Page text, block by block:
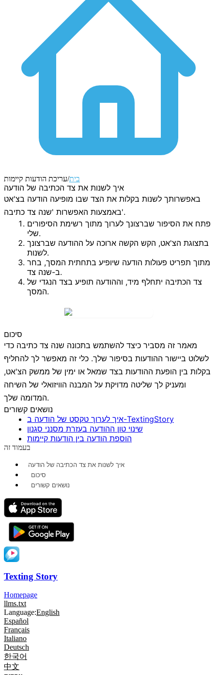
בית/עריכת הודעות קיימות
איך לשנות את צד הכתיבה של הודעה
באפשרותך לשנות בקלות את הצד שבו מופיעה הודעה בצ'אט
באמצעות האפשרות 'שנה צד כתיבה'.
פתח את הסיפור שברצונך לערוך מתוך רשימת הסיפורים
שלי.
בתצוגת הצ'אט, הקש הקשה ארוכה על ההודעה שברצונך
לשנות.
מתוך תפריט פעולות הודעה שיופיע בתחתית המסך, בחר
ב-שנה צד
.
צד הכתיבה יתחלף מיד, וההודעה תופיע בצד הנגדי של
המסך.
סיכום
מאמר זה מסביר כיצד להשתמש בתכונה שנה צד כתיבה כדי
לשלוט ביישור ההודעות בסיפור שלך. כלי זה מאפשר לך להחליף
בקלות בין הופעת ההודעות בצד שמאל או ימין של ממשק הצ'אט,
ומעניק לך שליטה מדויקת על המבנה הוויזואלי של השיחה
המדומה שלך.
נושאים קשורים
איך לערוך טקסט של הודעה ב-TextingStory
שינוי טון ההודעה בעזרת מסנני סגנון
הוספת הודעה בין הודעות קיימות
בעמוד זה
איך לשנות את צד הכתיבה של הודעה
סיכום
נושאים קשורים
Texting Story
Homepage
llms.txt
Language:English
Español
Français
Italiano
Deutsch
한국어
中文